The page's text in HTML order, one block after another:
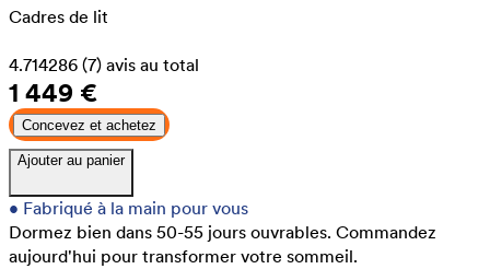
Cadres de lit
4.714286 (7) avis au total
1 449 €
Concevez et achetez
Ajouter au panier
• Fabriqué à la main pour vous
Dormez bien dans 50-55 jours ouvrables. Commandez
aujourd'hui pour transformer votre sommeil.